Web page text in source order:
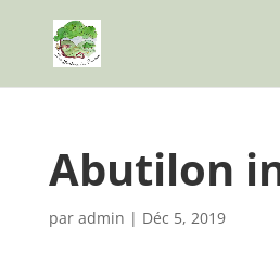
Abutilon
par admin | Déc 5, 2019